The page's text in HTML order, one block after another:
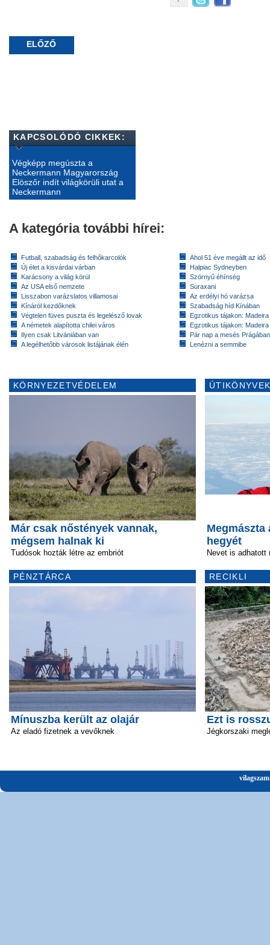
ELŐZŐ
KAPCSOLÓDÓ CIKKEK:
Végképp megúszta a
Neckermann Magyarország
Elöszőr indít világkörüli utat a
Neckermann
A kategória további hírei:
Futball, szabadság és felhőkarcolók
Új élet a kisvárdai várban
Karácsony a világ körül
Az USA első nemzete
Lisszabon varázslatos villamosai
Kínáról kezdőknek
Végtelen füves puszta és legelésző lovak
A németek alapította chilei város
Ilyen csak Litvániában van
A legélhetőbb városok listájának élén
Ahol 51 éve megállt az idő
Halpiac Sydneyben
Szörnyű éhínség
Suraxani
Az erdélyi hó varázsa
Szabadság híd Kínában
Egzotikus tájakon:
Egzotikus tájakon:
Pár nap a mesés Prágában
Lenézni a semmibe
KÖRNYEZETVÉDELEM
Már csak nőstények vannak,
mégsem halnak ki
Tudósok hozták létre az embriót
PÉNZTÁRCA
Mínuszba került az olajár
Az eladó fizetnek a vevőknek
Megmászta
hegyét
Nevet is adhatott
RECIKLI
Ezt is
Jégkorszaki